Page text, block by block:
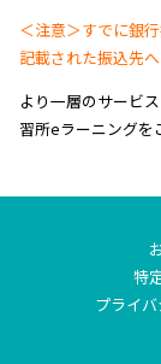
＜注意＞すでに銀
記載された振込先
より一層のサービ
習所eラーニングを
特
プライ